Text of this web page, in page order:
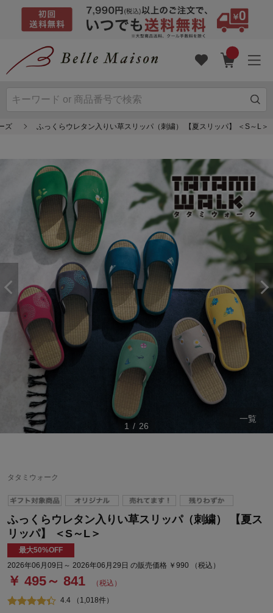
ズ ふっくらウレタン入りい草スリッパ（刺繍） 【夏スリッパ】 ＜S～L＞
1 / 26
一覧
タタミウォーク
ふっくらウレタン入りい草スリッパ（刺繍） 【夏ス
リッパ】 ＜S～L＞
最大50%OFF
2026年06月09日～ 2026年06月29日 の販売価格 ￥990 （税込）
￥ 495～ 841 （税込）
4.4 （1,018件）